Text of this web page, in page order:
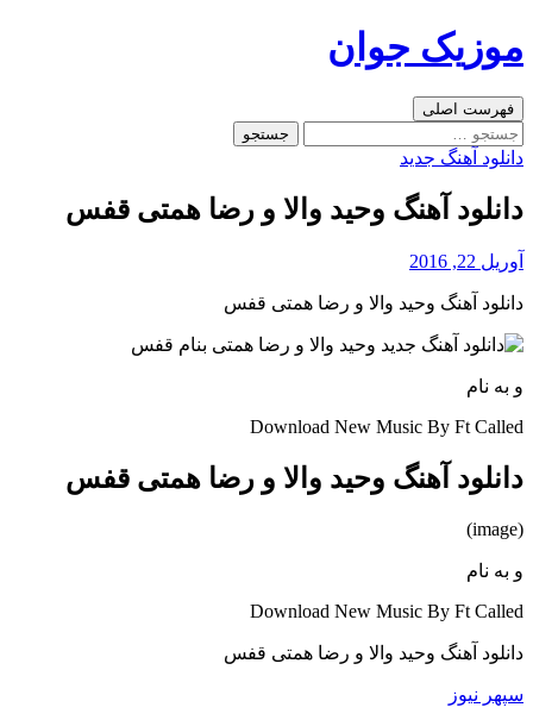
به
موزیک جوان
جست‌وجو
فهرست اصلی
جستجو
برای:
دانلود آهنگ جدید
دانلود آهنگ وحید والا و رضا همتی قفس
آوریل 22, 2016
دانلود آهنگ وحید والا و رضا همتی قفس
و به نام
Download New Music By Ft Called
دانلود آهنگ وحید والا و رضا همتی قفس
(image)
و به نام
Download New Music By Ft Called
دانلود آهنگ وحید والا و رضا همتی قفس
سپهر نیوز